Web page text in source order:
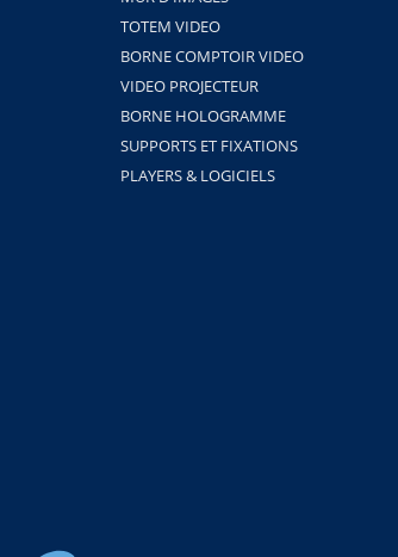
TOTEM VIDEO
BORNE COMPTOIR VIDEO
VIDEO PROJECTEUR
BORNE HOLOGRAMME
SUPPORTS ET FIXATIONS
PLAYERS & LOGICIELS